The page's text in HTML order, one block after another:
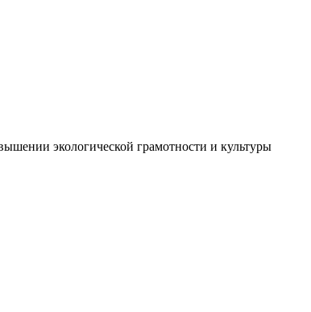
экологической грамотности и культуры